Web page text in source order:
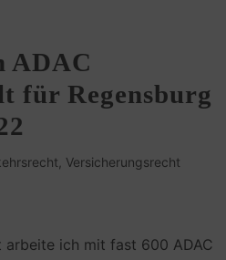
ADAC
für Regensburg
Versicherungsrecht
arbeite ich mit fast 600 ADAC